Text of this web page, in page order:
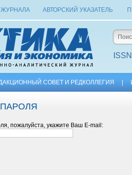
ЖУРНАЛА АВТОРСКИЙ УКАЗАТЕЛЬ
СОВЕТ И РЕДКОЛЛЕГИЯ
пожалуйста, укажите Ваш E-mail: